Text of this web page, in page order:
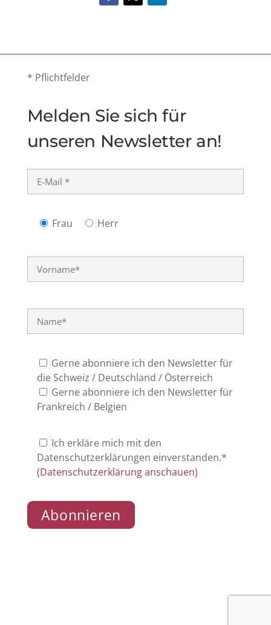
* Pflichtfelder
Melden Sie sich für
unseren Newsletter an!
Frau Herr
Gerne abonniere ich den Newsletter für
die Schweiz / Deutschland / Österreich
Gerne abonniere ich den Newsletter für
Frankreich / Belgien
Ich erkläre mich mit den
Datenschutzerklärungen einverstanden.*
(Datenschutzerklärung anschauen)